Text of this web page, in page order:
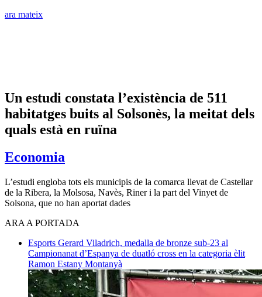
ara mateix
Un estudi constata l’existència de 511
habitatges buits al Solsonès, la meitat dels
quals està en ruïna
Economia
L’estudi engloba tots els municipis de la comarca llevat de Castellar
de la Ribera, la Molsosa, Navès, Riner i la part del Vinyet de
Solsona, que no han aportat dades
ARA A PORTADA
Esports Gerard Viladrich, medalla de bronze sub-23 al
Campionanat d’Espanya de duatló cross en la categoria èlit
Ramon Estany Montanyà